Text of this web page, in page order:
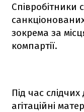
зокрема за
компартії.
Під час
агітаційні